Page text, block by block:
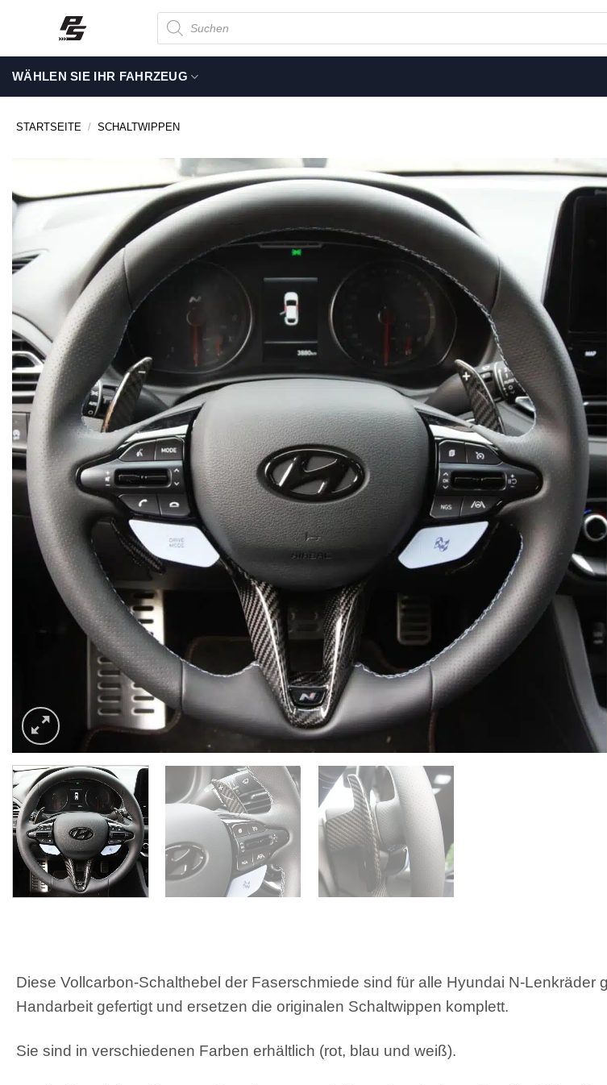
springen
Suche
nach
Produkten
WÄHLEN SIE IHR FAHRZEUG
STARTSEITE / SCHALTWIPPEN
Diese Vollcarbon-Schalthebel der Faserschmiede sind für alle Hyundai N-
Handarbeit gefertigt und ersetzen die originalen Schaltwippen komplett.
Sie sind in verschiedenen Farben erhältlich (rot, blau und weiß).